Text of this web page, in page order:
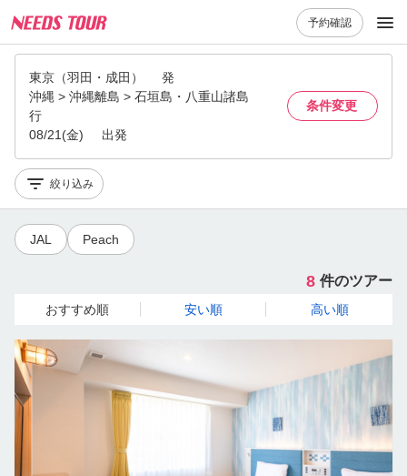
予約確認
東京（羽田・成田）
発
沖縄 > 沖縄離島 > 石垣島・八重山諸島
行
08/21(金)
出発
条件変更
絞り込み
JAL Peach
8 件のツアー
おすすめ順 安い順 高い順